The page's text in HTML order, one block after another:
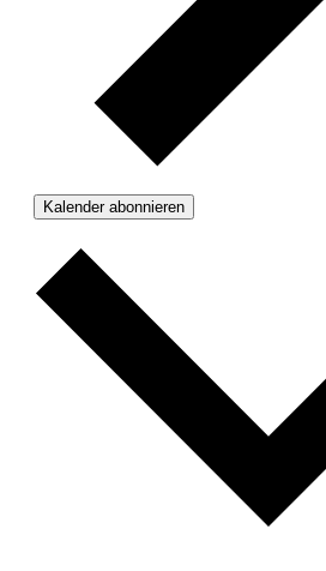
Kalender abonnieren